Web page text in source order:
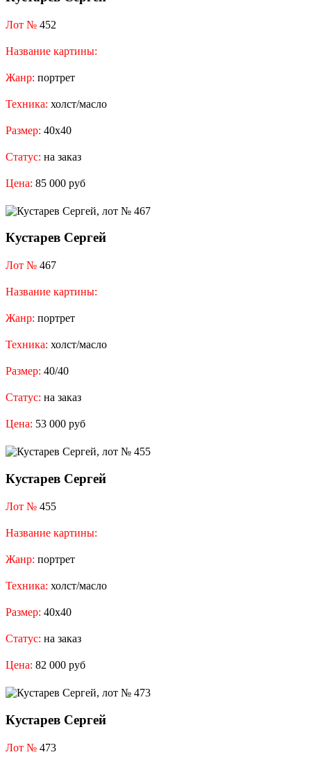
Лот № 452
Название картины:
Жанр: портрет
Техника: холст/масло
Размер: 40x40
Статус: на заказ
Цена: 85 000 руб
Кустарев Сергей
Лот № 467
Название картины:
Жанр: портрет
Техника: холст/масло
Размер: 40/40
Статус: на заказ
Цена: 53 000 руб
Кустарев Сергей
Лот № 455
Название картины:
Жанр: портрет
Техника: холст/масло
Размер: 40x40
Статус: на заказ
Цена: 82 000 руб
Кустарев Сергей
Лот № 473